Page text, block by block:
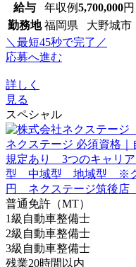
給与 年収例5,700,000円
勤務地 福岡県 大野城市
＼最短45秒で完了／
応募へ進む
詳しく
見る
スペシャル
普通免許（MT）
1級自動車整備士
2級自動車整備士
3級自動車整備士
残業20時間以内